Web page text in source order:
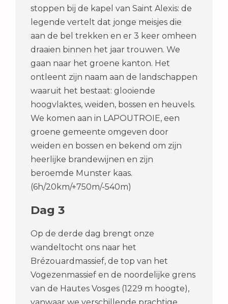
stoppen bij de kapel van Saint Alexis: de
legende vertelt dat jonge meisjes die
aan de bel trekken en er 3 keer omheen
draaien binnen het jaar trouwen. We
gaan naar het groene kanton. Het
ontleent zijn naam aan de landschappen
waaruit het bestaat: glooiende
hoogvlaktes, weiden, bossen en heuvels.
We komen aan in LAPOUTROIE, een
groene gemeente omgeven door
weiden en bossen en bekend om zijn
heerlijke brandewijnen en zijn
beroemde Munster kaas.
(6h/20km/+750m/-540m)
Dag 3
Op de derde dag brengt onze
wandeltocht ons naar het
Brézouardmassief, de top van het
Vogezenmassief en de noordelijke grens
van de Hautes Vosges (1229 m hoogte),